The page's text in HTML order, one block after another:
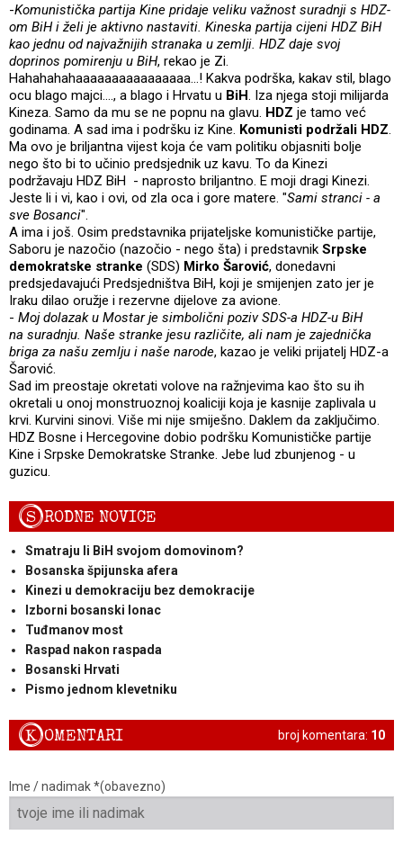
-Komunistička partija Kine pridaje veliku važnost suradnji s HDZ-
om BiH i želi je aktivno nastaviti. Kineska partija cijeni HDZ BiH
kao jednu od najvažnijih stranaka u zemlji. HDZ daje svoj
doprinos pomirenju u BiH, rekao je Zi.
Hahahahahaaaaaaaaaaaaaaaa...! Kakva podrška, kakav stil, blago
ocu blago majci...., a blago i Hrvatu u BiH. Iza njega stoji milijarda
Kineza. Samo da mu se ne popnu na glavu. HDZ je tamo već
godinama. A sad ima i podršku iz Kine. Komunisti podržali HDZ.
Ma ovo je briljantna vijest koja će vam politiku objasniti bolje
nego što bi to učinio predsjednik uz kavu. To da Kinezi
podržavaju HDZ BiH - naprosto briljantno. E moji dragi Kinezi.
Jeste li i vi, kao i ovi, od zla oca i gore matere. "Sami stranci - a
sve Bosanci".
A ima i još. Osim predstavnika prijateljske komunističke partije,
Saboru je nazočio (nazočio - nego šta) i predstavnik Srpske
demokratske stranke (SDS) Mirko Šarović, donedavni
predsjedavajući Predsjedništva BiH, koji je smijenjen zato jer je
Iraku dilao oružje i rezervne dijelove za avione.
- Moj dolazak u Mostar je simbolični poziv SDS-a HDZ-u BiH
na suradnju. Naše stranke jesu različite, ali nam je zajednička
briga za našu zemlju i naše narode, kazao je veliki prijatelj HDZ-a
Šarović.
Sad im preostaje okretati volove na ražnjevima kao što su ih
okretali u onoj monstruoznoj koaliciji koja je kasnije zaplivala u
krvi. Kurvini sinovi. Više mi nije smiješno. Daklem da zaključimo.
HDZ Bosne i Hercegovine dobio podršku Komunističke partije
Kine i Srpske Demokratske Stranke. Jebe lud zbunjenog - u
guzicu.
SRODNE NOVICE
Smatraju li BiH svojom domovinom?
Bosanska špijunska afera
Kinezi u demokraciju bez demokracije
Izborni bosanski lonac
Tuđmanov most
Raspad nakon raspada
Bosanski Hrvati
Pismo jednom klevetniku
broj komentara: 10
KOMENTARI
Ime / nadimak *(obavezno)